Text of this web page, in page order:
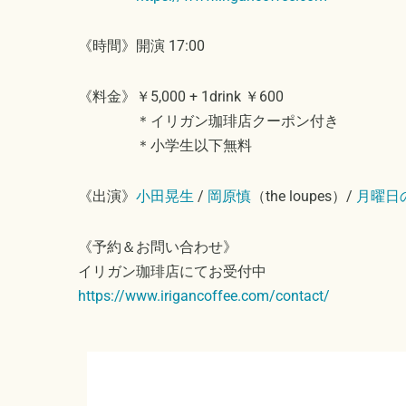
《時間》開演 17:00
《料金》￥5,000 + 1drink ￥600
＊イリガン珈琲店クーポン付き
＊小学生以下無料
《出演》 小田晃生 / 岡原慎 （the loupes）/ 月曜日
《予約＆お問い合わせ》
イリガン珈琲店にてお受付中
https://www.irigancoffee.com/contact/